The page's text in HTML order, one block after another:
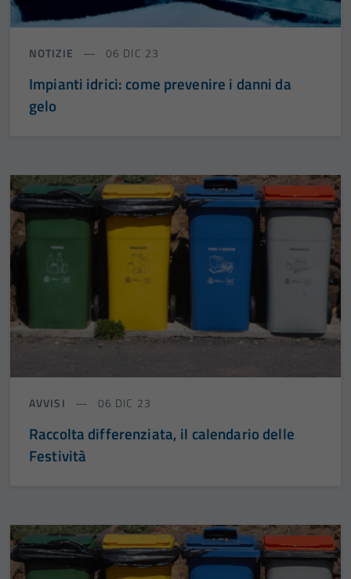
NOTIZIE 06 DIC 23
Impianti idrici: come prevenire i danni da
gelo
AVVISI 06 DIC 23
Raccolta differenziata, il calendario delle
Festività